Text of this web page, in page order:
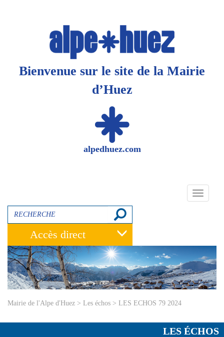
Bienvenue sur le site de la Mairie
d’Huez
alpedhuez.com
Toggle
Accès direct
Mairie de l'Alpe d'Huez > Les échos > LES ECHOS 79 2024
LES ÉCHOS